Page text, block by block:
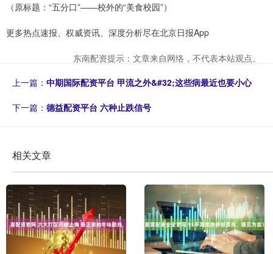
（原标题：“五分口”——校外的“美食校园”）
更多热点速报、权威资讯、深度分析尽在北京日报App
东南配资提示：文章来自网络，不代表本站观点。
上一篇： 中期国际配资平台 甲流之外&#32;这些病最近也要小心
下一篇： 德益配资平台 六种止跌信号
相关文章